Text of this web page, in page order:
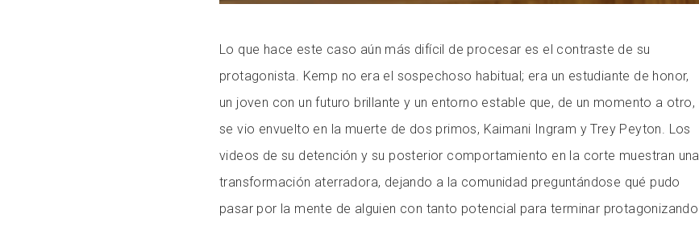
Lo que hace este caso aún más difícil de procesar es el contraste de su
protagonista. Kemp no era el sospechoso habitual; era un estudiante de honor,
un joven con un futuro brillante y un entorno estable que, de un momento a otro,
se vio envuelto en la muerte de dos primos, Kaimani Ingram y Trey Peyton. Los
videos de su detención y su posterior comportamiento en la corte muestran una
transformación aterradora, dejando a la comunidad preguntándose qué pudo
pasar por la mente de alguien con tanto potencial para terminar protagonizando